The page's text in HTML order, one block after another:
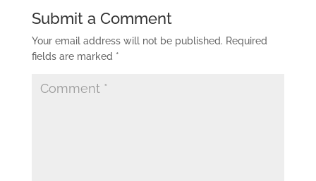
Submit a Comment
Your email address will not be published. Required
fields are marked *